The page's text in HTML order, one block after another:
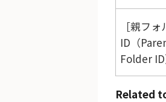
親フォ
ID（
Folder
Related